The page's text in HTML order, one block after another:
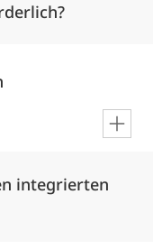
integrierten